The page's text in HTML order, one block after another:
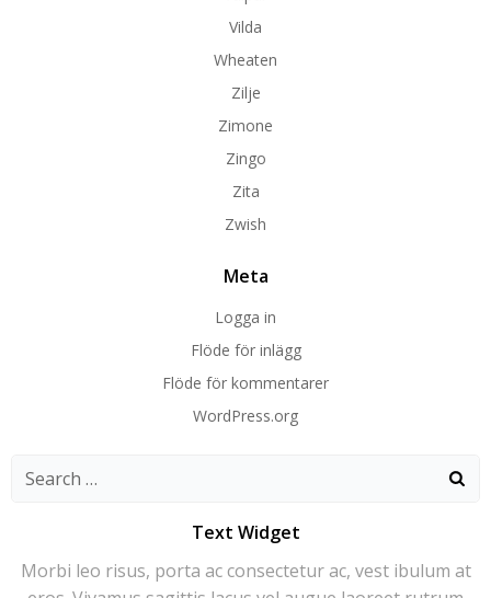
Vilda
Wheaten
Zilje
Zimone
Zingo
Zita
Zwish
Meta
Logga in
Flöde för inlägg
Flöde för kommentarer
WordPress.org
Search
Text Widget
Morbi leo risus, porta ac consectetur ac, vest ibulum at